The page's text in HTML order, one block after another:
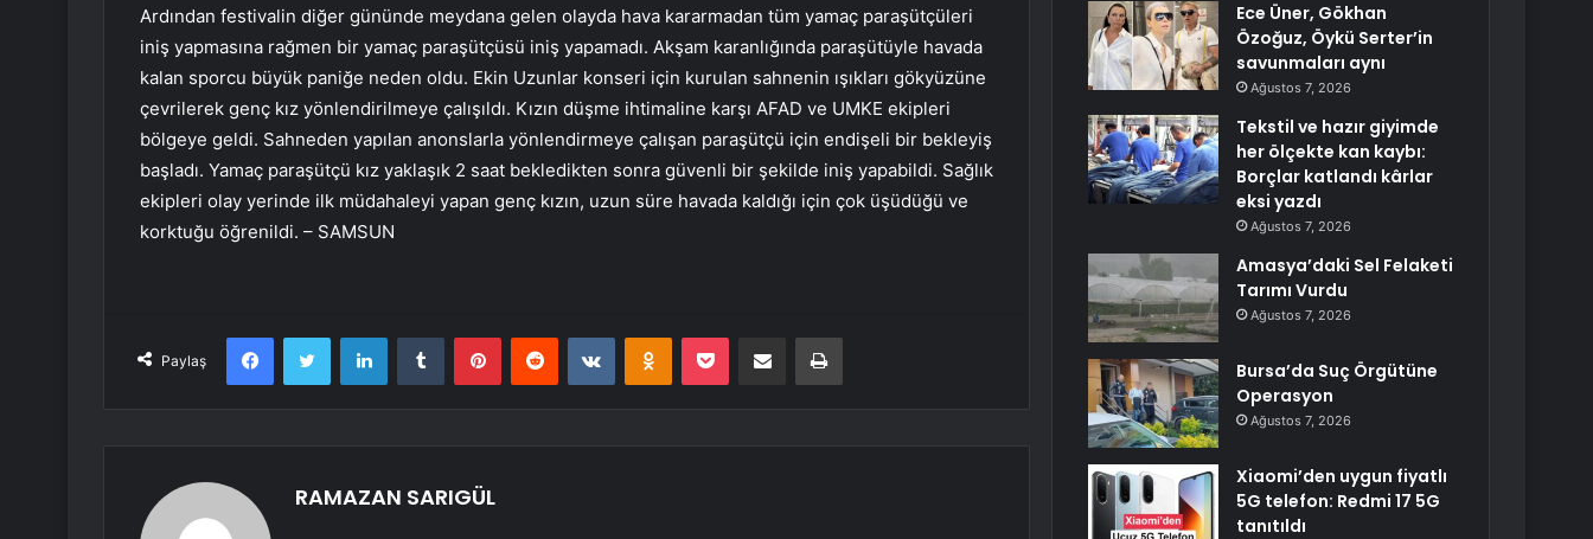
Ardından festivalin diğer gününde meydana gelen olayda hava kararmadan tüm yamaç paraşütçüleri
iniş yapmasına rağmen bir yamaç paraşütçüsü iniş yapamadı. Akşam karanlığında paraşütüyle havada
kalan sporcu büyük paniğe neden oldu. Ekin Uzunlar konseri için kurulan sahnenin ışıkları gökyüzüne
çevrilerek genç kız yönlendirilmeye çalışıldı. Kızın düşme ihtimaline karşı AFAD ve UMKE ekipleri
bölgeye geldi. Sahneden yapılan anonslarla yönlendirmeye çalışan paraşütçü için endişeli bir bekleyiş
başladı. Yamaç paraşütçü kız yaklaşık 2 saat bekledikten sonra güvenli bir şekilde iniş yapabildi. Sağlık
ekipleri olay yerinde ilk müdahaleyi yapan genç kızın, uzun süre havada kaldığı için çok üşüdüğü ve
korktuğu öğrenildi. – SAMSUN
Paylaş
FacebookTwitter LinkedInTumblr PinterestReddit VKontakteOdnoklassniki
Pocket E-Posta ile paylaş Yazdır
RAMAZAN SARIGÜL
Ece Üner, Gökhan
Özoğuz, Öykü Serter’in
savunmaları aynı
Ağustos 7, 2026
Tekstil ve hazır giyimde
her ölçekte kan kaybı:
Borçlar katlandı kârlar
eksi yazdı
Ağustos 7, 2026
Amasya’daki Sel Felaketi
Tarımı Vurdu
Ağustos 7, 2026
Bursa’da Suç Örgütüne
Operasyon
Ağustos 7, 2026
Xiaomi’den uygun fiyatlı
5G telefon: Redmi 17 5G
tanıtıldı